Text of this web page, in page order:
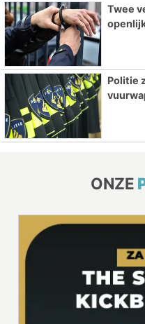
Twee
Politie
ONZE